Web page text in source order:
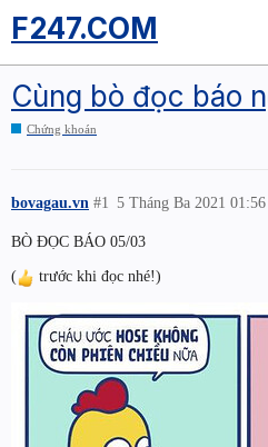
F247.COM
Cùng bò đọc báo
Chứng khoán
bovagau.vn 5 Tháng Ba 2021 01:56
#1
BÒ ĐỌC BÁO 05/03
(
trước khi đọc nhé!)